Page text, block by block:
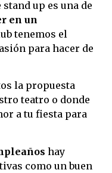
up es una de
en un
tenemos el
para hacer de
la propuesta
teatro o donde
a tu fiesta para
hay
como un buen